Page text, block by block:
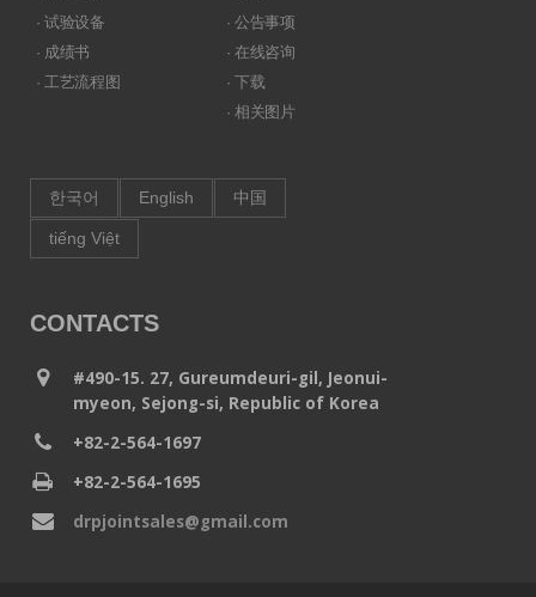
· 试验设备
· 成绩书
· 工艺流程图
· 公告事项
· 在线咨询
· 下载
· 相关图片
한국어 English 中国
tiếng Việt
CONTACTS
#490-15. 27, Gureumdeuri-gil, Jeonui-
myeon, Sejong-si, Republic of Korea
+82-2-564-1697
+82-2-564-1695
drpjointsales@gmail.com